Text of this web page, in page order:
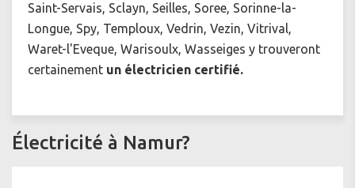
Saint-Servais, Sclayn, Seilles, Soree, Sorinne-la-
Longue, Spy, Temploux, Vedrin, Vezin, Vitrival,
Waret-l'Eveque, Warisoulx, Wasseiges y trouveront
certainement un électricien certifié.
Électricité à Namur?